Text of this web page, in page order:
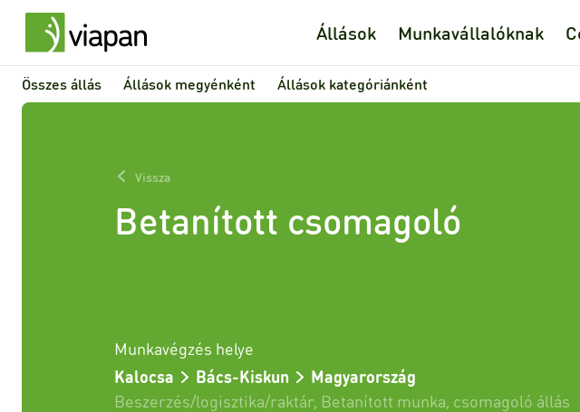
Állások Munkavállalóknak
Összes állás Állások megyénként Állások kategóriánként
Vissza
Betanított csomagoló
Munkavégzés helye
Kalocsa
Bács-Kiskun
Magyarország
Beszerzés/logisztika/raktár, Betanított munka, csomagoló állás